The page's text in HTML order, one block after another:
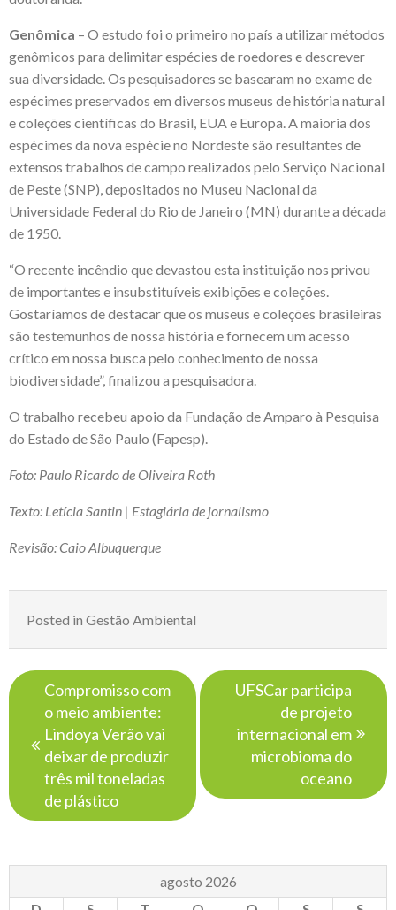
Genômica – O estudo foi o primeiro no país a utilizar métodos
genômicos para delimitar espécies de roedores e descrever
sua diversidade. Os pesquisadores se basearam no exame de
espécimes preservados em diversos museus de história natural
e coleções científicas do Brasil, EUA e Europa. A maioria dos
espécimes da nova espécie no Nordeste são resultantes de
extensos trabalhos de campo realizados pelo Serviço Nacional
de Peste (SNP), depositados no Museu Nacional da
Universidade Federal do Rio de Janeiro (MN) durante a década
de 1950.
“O recente incêndio que devastou esta instituição nos privou
de importantes e insubstituíveis exibições e coleções.
Gostaríamos de destacar que os museus e coleções brasileiras
são testemunhos de nossa história e fornecem um acesso
crítico em nossa busca pelo conhecimento de nossa
biodiversidade”, finalizou a pesquisadora.
O trabalho recebeu apoio da Fundação de Amparo à Pesquisa
do Estado de São Paulo (Fapesp).
Foto: Paulo Ricardo de Oliveira Roth
Texto: Letícia Santin | Estagiária de jornalismo
Revisão: Caio Albuquerque
Posted in Gestão Ambiental
Navegação
de
Post
Compromisso com
o meio ambiente:
Lindoya Verão vai
deixar de produzir
três mil toneladas
de plástico
UFSCar participa
de projeto
internacional em
microbioma do
oceano
agosto 2026